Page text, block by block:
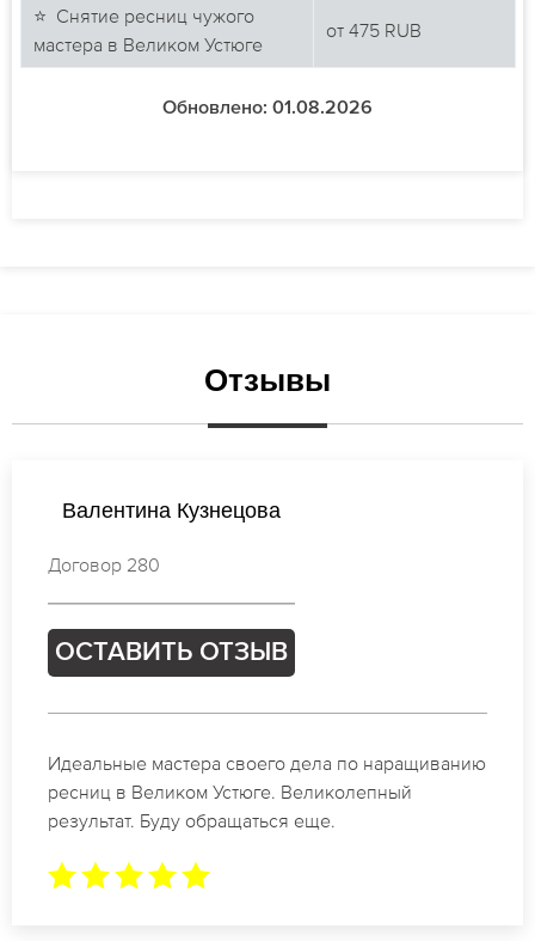
⭐ Снятие ресниц чужого
мастера в Великом Устюге
от 475 RUB
Обновлено: 01.08.2026
Отзывы
Татьяна Иванова
Договор 667
ОСТАВИТЬ ОТЗЫВ
Спасибо огромное. Заказывала наращивание
ресниц в Великом Устюге для мероприятия. За 2
часа все было готово.